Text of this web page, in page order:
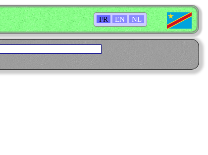
FR EN NL